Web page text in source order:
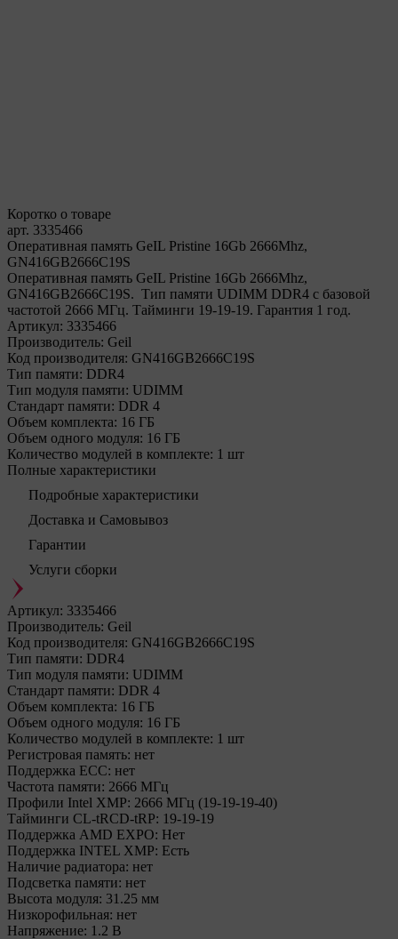
Коротко о товаре
арт. 3335466
Оперативная память GeIL Pristine 16Gb 2666Mhz,
GN416GB2666C19S
Оперативная память GeIL Pristine 16Gb 2666Mhz,
GN416GB2666C19S. Тип памяти UDIMM DDR4 с базовой
частотой 2666 МГц. Тайминги 19-19-19. Гарантия 1 год.
Артикул: 3335466
Производитель: Geil
Код производителя: GN416GB2666C19S
Тип памяти: DDR4
Тип модуля памяти: UDIMM
Стандарт памяти: DDR 4
Объем комплекта: 16 ГБ
Объем одного модуля: 16 ГБ
Количество модулей в комплекте: 1 шт
Полные характеристики
Подробные характеристики
Доставка и Самовывоз
Гарантии
Услуги сборки
Артикул: 3335466
Производитель: Geil
Код производителя: GN416GB2666C19S
Тип памяти: DDR4
Тип модуля памяти: UDIMM
Стандарт памяти: DDR 4
Объем комплекта: 16 ГБ
Объем одного модуля: 16 ГБ
Количество модулей в комплекте: 1 шт
Регистровая память: нет
Поддержка ECC: нет
Частота памяти: 2666 МГц
Профили Intel XMP: 2666 МГц (19-19-19-40)
Тайминги CL-tRCD-tRP: 19-19-19
Поддержка AMD EXPO: Нет
Поддержка INTEL XMP: Есть
Наличие радиатора: нет
Подсветка памяти: нет
Высота модуля: 31.25 мм
Низкорофильная: нет
Напряжение: 1.2 В